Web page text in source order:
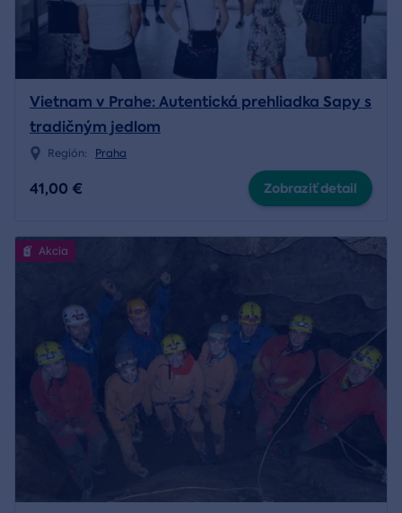
Vietnam v Prahe: Autentická prehliadka Sapy s
tradičným jedlom
Región: Praha
41,00 € Zobraziť detail
Akcia